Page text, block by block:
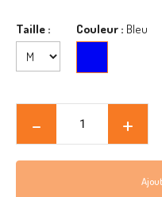
Taille : Couleur : Bleu